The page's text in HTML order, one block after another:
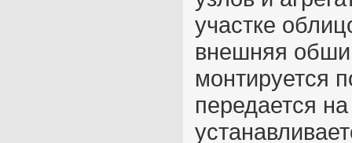
участке
внешняя
монтируется
передается